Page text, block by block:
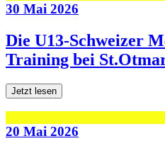
30 Mai 2026
Die U13-Schweizer
Training bei
Jetzt lesen
20 Mai 2026